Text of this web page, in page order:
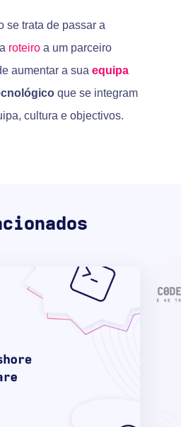
se trata de passar a
roteiro a um parceiro
aumentar a sua equipa
que se integram
cultura e objectivos.